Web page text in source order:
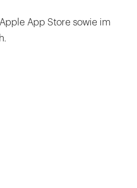
Apple App Store sowie im